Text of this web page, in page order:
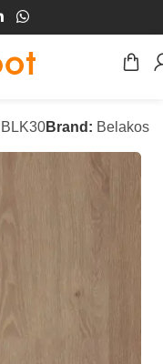
BLK30Brand: Belakos